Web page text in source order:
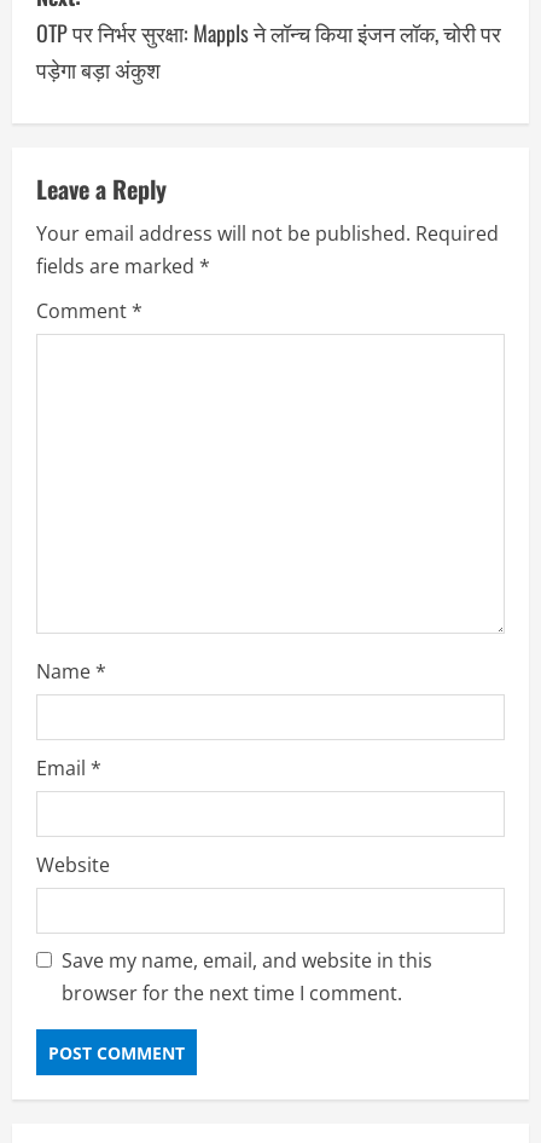
OTP पर निर्भर सुरक्षा: Mappls ने लॉन्च किया इंजन लॉक, चोरी पर
पड़ेगा बड़ा अंकुश
Leave a Reply
Your email address will not be published. Required
fields are marked *
Comment*
Name*
Email *
Website
Save my name, email, and website in this
browser for the next time I comment.